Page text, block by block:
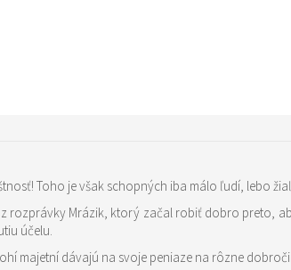
Toho je však schopných iba málo ľudí, lebo
dobro preto, aby sa zbavil medvedej hlavy. Jeho úmysel bol teda zištný a konanie
účelu.